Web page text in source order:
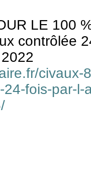
LE 100
contrôlée
fois-par-